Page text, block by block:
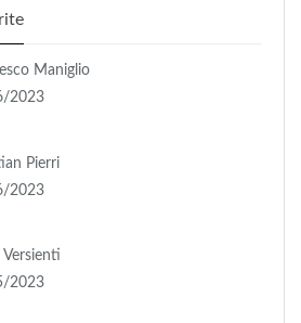
Maniglio
2023
Pierri
2023
Versienti
2023